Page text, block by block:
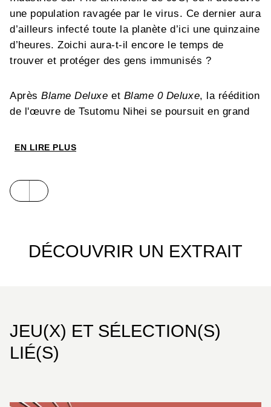
une population ravagée par le virus. Ce dernier aura
d’ailleurs infecté toute la planète d’ici une quinzaine
d’heures. Zoichi aura-t-il encore le temps de
trouver et protéger des gens immunisés ?
AprèsBlame Deluxe et Blame 0 Deluxe, la réédition
de l'œuvre de Tsutomu Nihei se poursuit en grand
visionnaire,Biomega Deluxe
EN LIRE PLUS
DÉCOUVRIR UN EXTRAIT
JEU(X) ET SÉLECTION(S)
LIÉ(S)